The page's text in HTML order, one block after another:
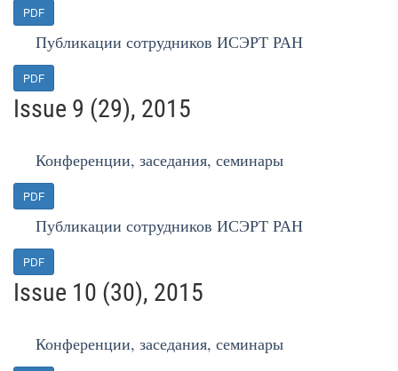
PDF
Публикации сотрудников ИСЭРТ РАН
PDF
Issue 9 (29), 2015
Конференции, заседания, семинары
PDF
Публикации сотрудников ИСЭРТ РАН
PDF
Issue 10 (30), 2015
Конференции, заседания, семинары